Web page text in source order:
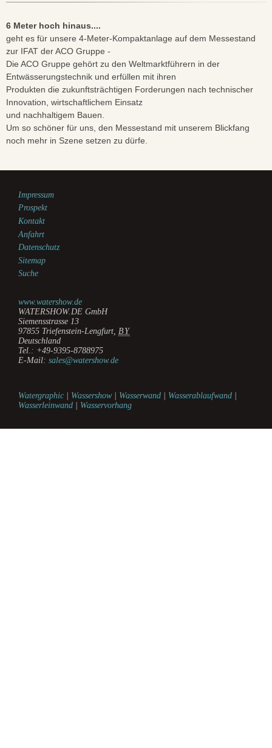
6 Meter hoch hinaus....
geht es für unsere 4-Meter-Kompaktanlage auf dem Messestand
zur IFAT der ACO Gruppe -
Die ACO Gruppe gehört zu den Weltmarktführern in der
Entwässerungstechnik und erfüllen mit ihren
Produkten die zukunftsträchtigen Forderungen nach technischer
Innovation, wirtschaftlichem Einsatz
und nachhaltigem Bauen.
Um so schöner für uns, den Messestand mit unserem Blickfang
noch mehr in Szene setzen zu dürfe.
Impressum
Prospekt
Kontakt
Anfahrt
Datenschutz
Sitemap
Suche
www.watershow.de
WATERSHOW.DE GmbH
Siemensstrasse 13
97855 Triefenstein-Lengfurt, BY
Deutschland
Tel.: +49-9395-8788975
E-Mail: sales@watershow.de
Watergraphic Wassershow| Wasserwand Wasserablaufwand
Wasserleinwand
Wasservorhang